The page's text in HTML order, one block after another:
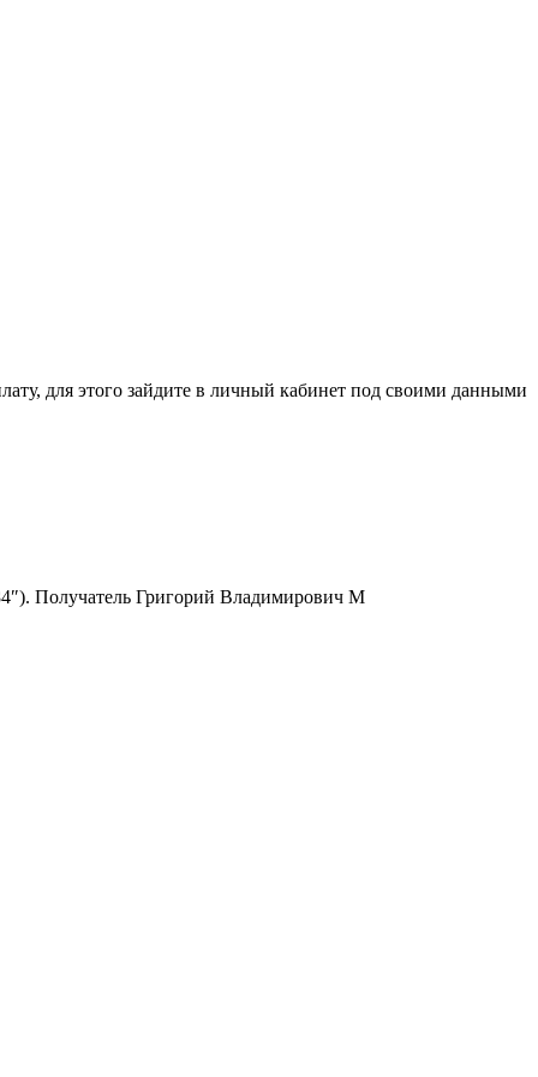
этого зайдите в личный кабинет под своими данными
Получатель Григорий Владимирович М